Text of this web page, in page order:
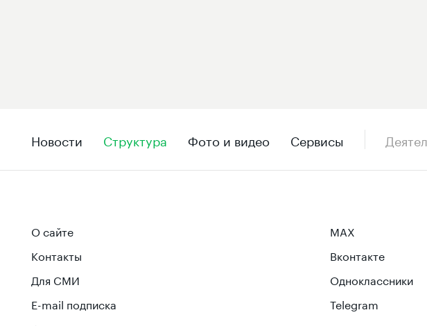
Новости Структура Фото и видео Сервисы
О сайте
Контакты
Для СМИ
E-mail подписка
MAX
Вконтакте
Одноклассники
Telegram